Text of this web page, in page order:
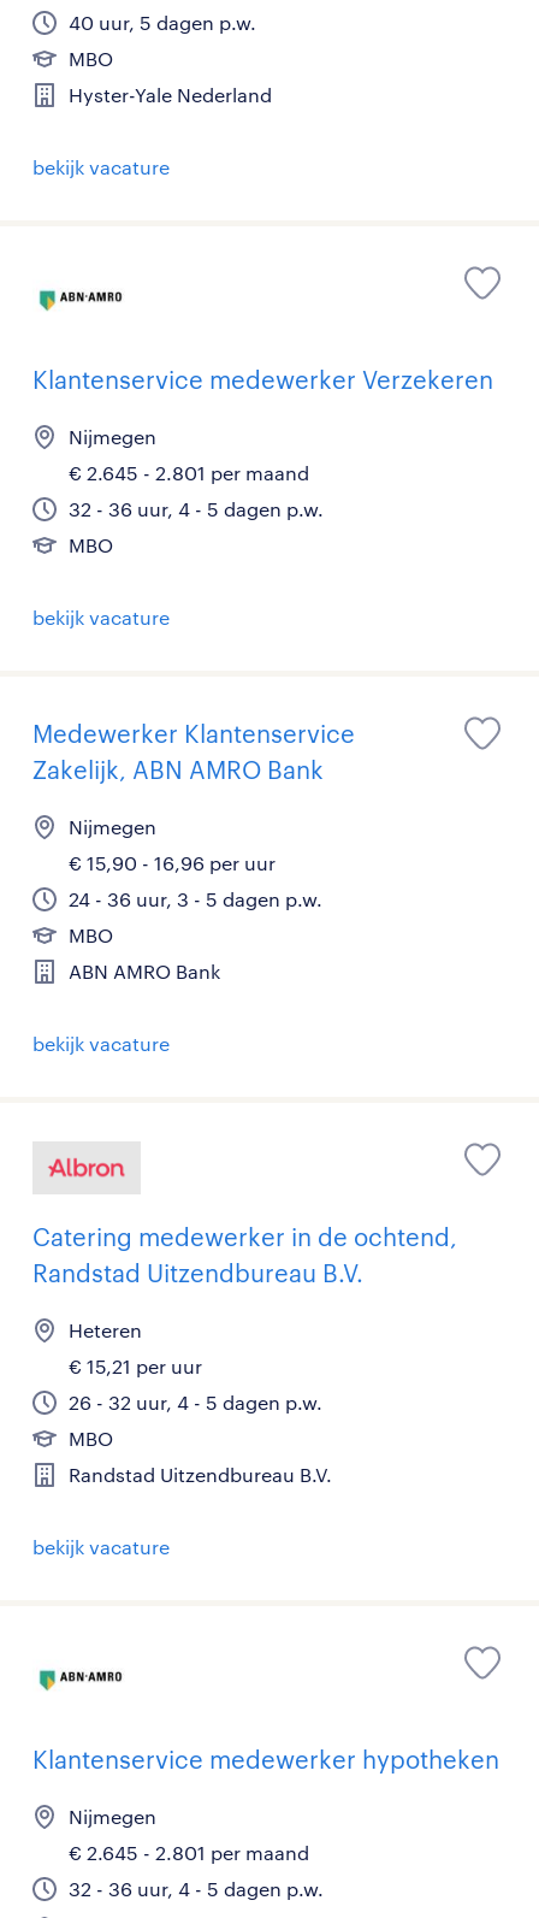
40 uur, 5 dagen p.w.
MBO
Hyster-Yale Nederland
bekijk vacature
Klantenservice medewerker Verzekeren
Nijmegen
€ 2.645 - 2.801 per maand
32 - 36 uur, 4 - 5 dagen p.w.
MBO
bekijk vacature
Medewerker Klantenservice
Zakelijk, ABN AMRO Bank
Nijmegen
€ 15,90 - 16,96 per uur
24 - 36 uur, 3 - 5 dagen p.w.
MBO
ABN AMRO Bank
bekijk vacature
Catering medewerker in de ochtend,
Randstad Uitzendbureau B.V.
Heteren
€ 15,21 per uur
26 - 32 uur, 4 - 5 dagen p.w.
MBO
Randstad Uitzendbureau B.V.
bekijk vacature
Klantenservice medewerker hypotheken
Nijmegen
€ 2.645 - 2.801 per maand
32 - 36 uur, 4 - 5 dagen p.w.